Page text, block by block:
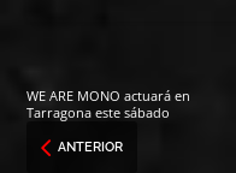
WE ARE MONO actuará en
Tarragona este sábado
ANTERIOR